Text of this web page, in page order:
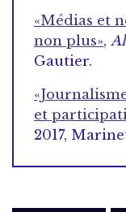
«Médias et
non plus»,
Gautier.
et
2017,